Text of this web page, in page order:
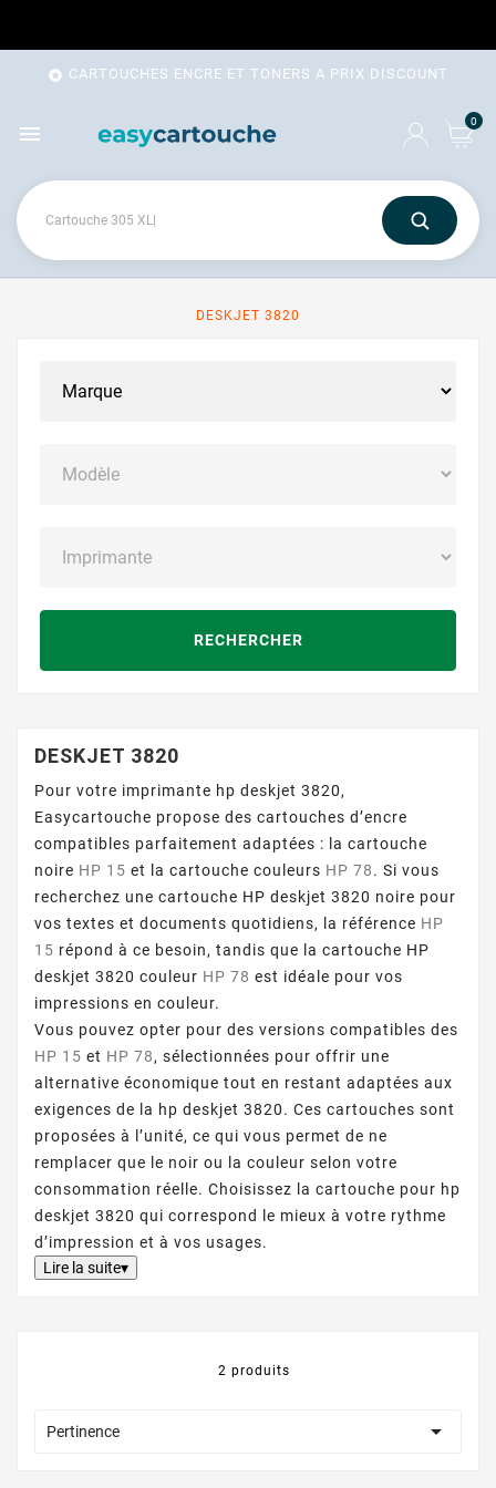
 CARTOUCHES ENCRE ET TONERS A PRIX DISCOUNT
 0
DESKJET 3820
RECHERCHER
DESKJET 3820
Pour votre imprimante hp deskjet 3820,
Easycartouche propose des cartouches d’encre
compatibles parfaitement adaptées : la cartouche
noire HP 15 et la cartouche couleurs HP 78. Si vous
recherchez une cartouche HP deskjet 3820 noire pour
vos textes et documents quotidiens, la référence HP
15 répond à ce besoin, tandis que la cartouche HP
deskjet 3820 couleur HP 78 est idéale pour vos
impressions en couleur.
Vous pouvez opter pour des versions compatibles des
HP 15 et HP 78, sélectionnées pour offrir une
alternative économique tout en restant adaptées aux
exigences de la hp deskjet 3820. Ces cartouches sont
proposées à l’unité, ce qui vous permet de ne
remplacer que le noir ou la couleur selon votre
consommation réelle. Choisissez la cartouche pour hp
deskjet 3820 qui correspond le mieux à votre rythme
d’impression et à vos usages.
Lire la suite▾
2 produits
Pertinence 